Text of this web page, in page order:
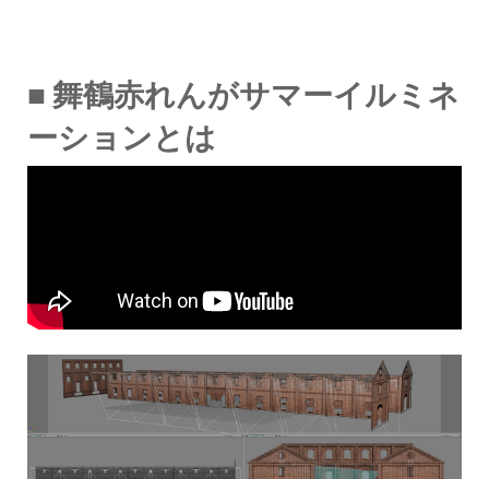
■ 舞鶴赤れんがサマーイルミネ
ーションとは